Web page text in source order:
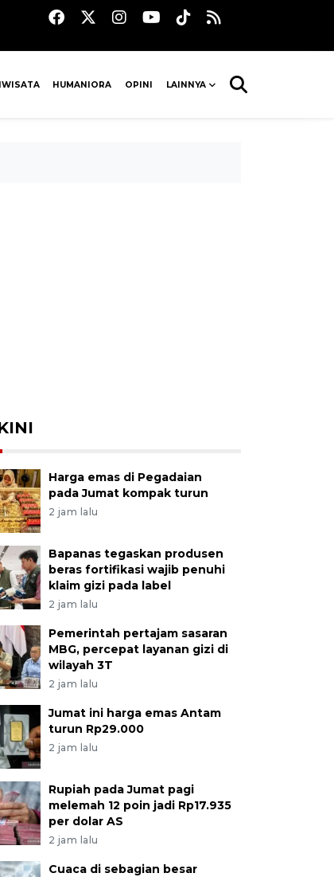
HUMANIORA OPINI LAINNYA
Harga emas di Pegadaian
pada Jumat kompak turun
2 jam lalu
Bapanas tegaskan produsen
beras fortifikasi wajib penuhi
klaim gizi pada label
2 jam lalu
Pemerintah pertajam sasaran
MBG, percepat layanan gizi di
wilayah 3T
2 jam lalu
Jumat ini harga emas Antam
turun Rp29.000
2 jam lalu
Rupiah pada Jumat pagi
melemah 12 poin jadi Rp17.935
per dolar AS
2 jam lalu
Cuaca di sebagian besar